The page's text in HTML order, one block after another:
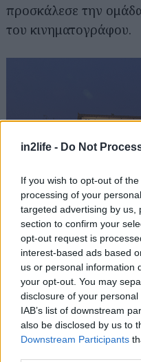
in2life - Do Not
If you wish to opt-out of
processing of your
targeted advertising by us,
section to confirm your
opt-out request is
interest-based ads based
us or personal information
your opt-out. You may
disclosure of your
IAB’s list of downstream
also be disclosed by us to
Downstream Participants
προσκάλεσε την
του κινηματογράφου.
Φωτό: Στέλιος
Το Cinobo Μασκώτ
το κέντρο της πόλης
χώρο στάθμευσης